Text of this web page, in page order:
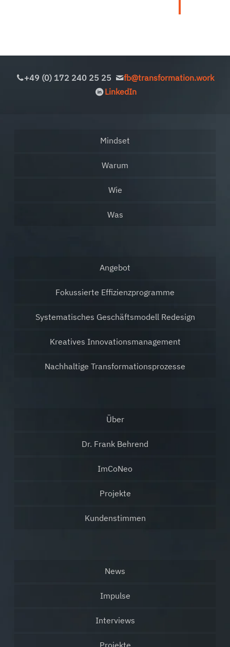
+49 (0) 172 240 25 25
fb@transformation.work
LinkedIn
Mindset
Warum
Wie
Was
Angebot
Fokussierte Effizienzprogramme
Systematisches Geschäftsmodell Redesign
Kreatives Innovationsmanagement
Nachhaltige Transformationsprozesse
Über
Dr. Frank Behrend
ImCoNeo
Projekte
Kundenstimmen
News
Impulse
Interviews